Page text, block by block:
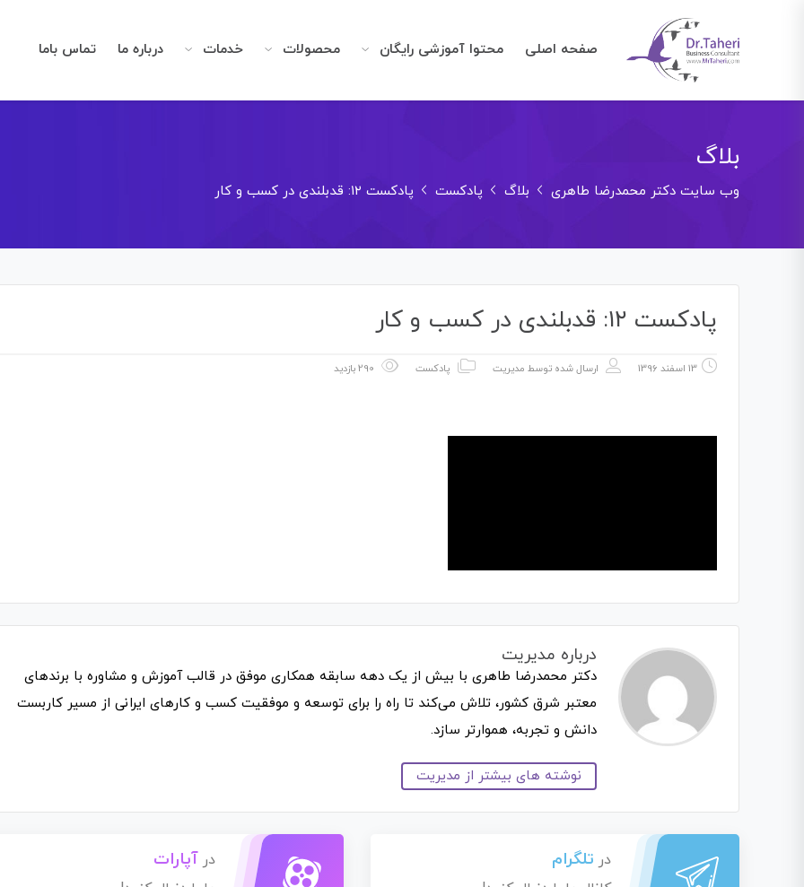
صفحه اصلی محتوا آموزشی رایگان محصولات خدمات درباره ما تماس باما
بلاگ
وب سایت دکتر محمدرضا طاهری بلاگ پادکست پادکست ۱۲: قدبلندی در کسب و کار
پادکست ۱۲: قدبلندی در کسب و کار
13 اسفند 1396 ارسال شده توسط مدیریت پادکست
درباره مدیریت
دکتر محمدرضا طاهری با بیش از یک دهه سابقه همکاری موفق در قالب آموزش و مشاوره با برندهای
معتبر شرق کشور، تلاش می‌کند تا راه را برای توسعه و موفقیت کسب و کارهای ایرانی از مسیر کاربست
دانش و تجربه، هموارتر سازد.
نوشته های بیشتر از مدیریت
در تلگرام در آپارات